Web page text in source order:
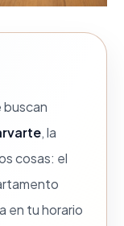
buscan
, la
cosas: el
en tu horario